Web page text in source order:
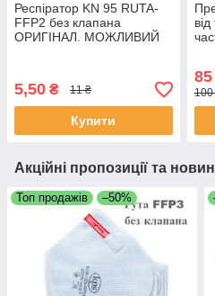
Респіратор KN 95 RUTA-
FFP2 без клапана
ОРИГІНАЛ. МОЖЛИВИЙ
5,50 ₴ 11 ₴
Купити
85
100
Акційні пропозиції та
Топ продажів –50%